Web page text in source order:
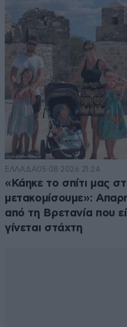
ΕΛΛΑΔΑ05·08·2026 21:24
«Κάηκε το σπίτι μας
μετακομίσουμε»:
από τη Βρετανία που
γίνεται στάχτη